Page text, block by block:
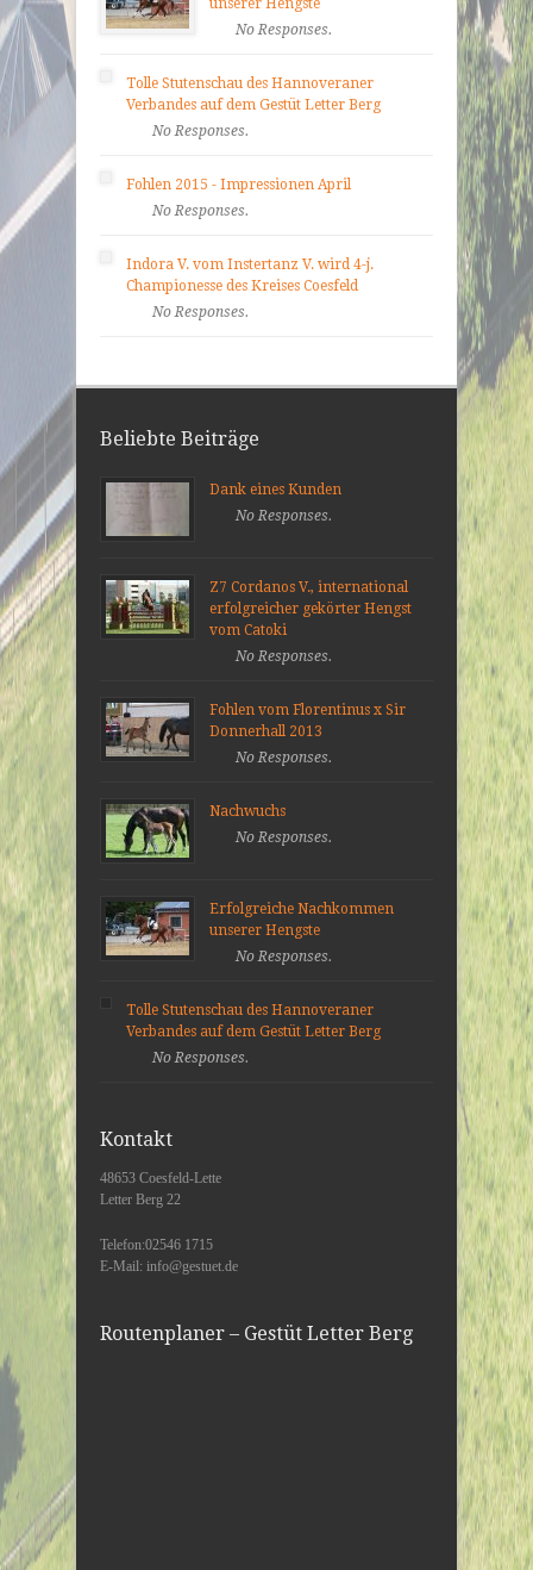
No Responses.
Tolle Stutenschau des Hannoveraner
Verbandes auf dem Gestüt Letter Berg
No Responses.
Fohlen 2015 - Impressionen April
No Responses.
Indora V. vom Instertanz V. wird 4-j.
Championesse des Kreises Coesfeld
No Responses.
Beliebte Beiträge
Dank eines Kunden
No Responses.
Z7 Cordanos V., international
erfolgreicher gekörter Hengst
vom Catoki
No Responses.
Fohlen vom Florentinus x Sir
Donnerhall 2013
No Responses.
Nachwuchs
No Responses.
Erfolgreiche Nachkommen
unserer Hengste
No Responses.
Tolle Stutenschau des Hannoveraner
Verbandes auf dem Gestüt Letter Berg
No Responses.
Kontakt
48653 Coesfeld-Lette
Letter Berg 22
Telefon:02546 1715
E-Mail: info@gestuet.de
Routenplaner – Gestüt Letter Berg